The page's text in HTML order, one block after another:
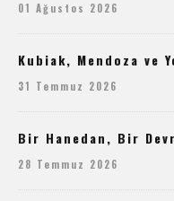
01 Ağustos 2026
Kubiak, Mendoza ve
31 Temmuz 2026
Bir Hanedan, Bir
28 Temmuz 2026